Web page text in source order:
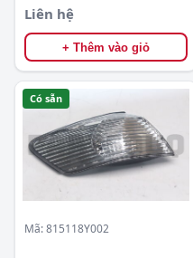
Liên hệ
+ Thêm vào giỏ
Có sẵn
Mã: 815118Y002